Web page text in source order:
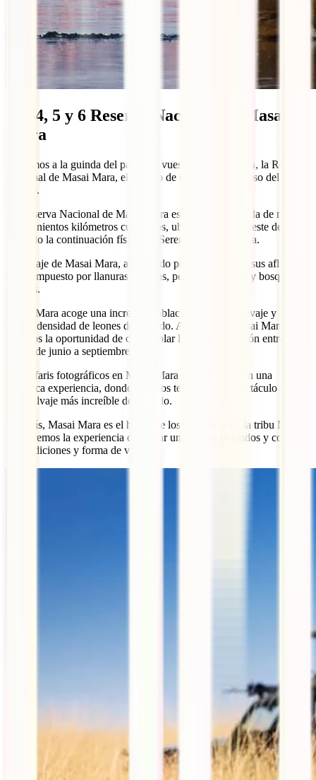
Día 4, 5 y 6 Reserva Nacional de Masai
Mara
Llegamos a la guinda del pastel de vuestro viaje a Kenia, la Reserva
Nacional de Masai Mara, el destino de safaris más famoso del
mundo.
La Reserva Nacional de Masai Mara es un área protegida de más de
mil quinientos kilómetros cuadrados, ubicada en el suroeste del país
y siendo la continuación física del Serengeti en Tanzania.
El paisaje de Masai Mara, atravesado por el río Mara y sus afluentes,
está compuesto por llanuras infinitas, pequeñas colinas y bosques de
acacias.
Masai Mara acoge una increíble población de fauna salvaje y la
mayor densidad de leones del mundo. Además, en Masai Mara
tenemos la oportunidad de contemplar la Gran Migración entre los
meses de junio a septiembre.
Los safaris fotográficos en Masai Mara se convierten en una
auténtica experiencia, donde seremos testigos del espectáculo de
vida salvaje más increíble del mundo.
Además, Masai Mara es el hogar de los miembros de la tribu Masai
y tendremos la experiencia de visitar uno de sus poblados y conocer
sus tradiciones y forma de vida.